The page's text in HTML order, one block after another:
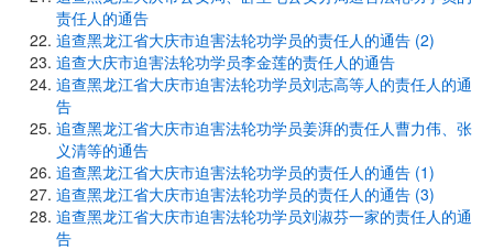
责任人的通告
追查黑龙江省大庆市迫害法轮功学员的责任人的通告 (2)
追查大庆市迫害法轮功学员李金莲的责任人的通告
追查黑龙江省大庆市迫害法轮功学员刘志高等人的责任人的通
告
追查黑龙江省大庆市迫害法轮功学员姜湃的责任人曹力伟、张
义清等的通告
追查黑龙江省大庆市迫害法轮功学员的责任人的通告 (1)
追查黑龙江省大庆市迫害法轮功学员的责任人的通告 (3)
追查黑龙江省大庆市迫害法轮功学员刘淑芬一家的责任人的通
告